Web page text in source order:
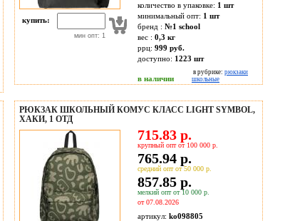
купить:
мин опт: 1
количество в упаковке: 1 шт
минимальный опт: 1 шт
бренд : №1 school
вес : 0,3 кг
ррц: 999 руб.
доступно: 1223 шт
в наличии
в рубрике: рюкзаки
школьные
РЮКЗАК ШКОЛЬНЫЙ КОМУС КЛАСС LIGHT SYMBOL,
ХАКИ, 1 ОТД
715.83 р.
крупный опт от 100 000 р.
765.94 р.
средний опт от 50 000 р.
857.85 р.
мелкий опт от 10 000 р.
от 07.08.2026
артикул: ko098805